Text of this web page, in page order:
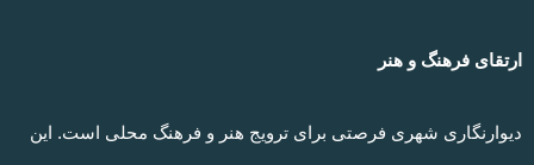
ارتقای فرهنگ و هنر
دیوارنگاری شهری فرصتی برای ترویج هنر و فرهنگ محلی است. این